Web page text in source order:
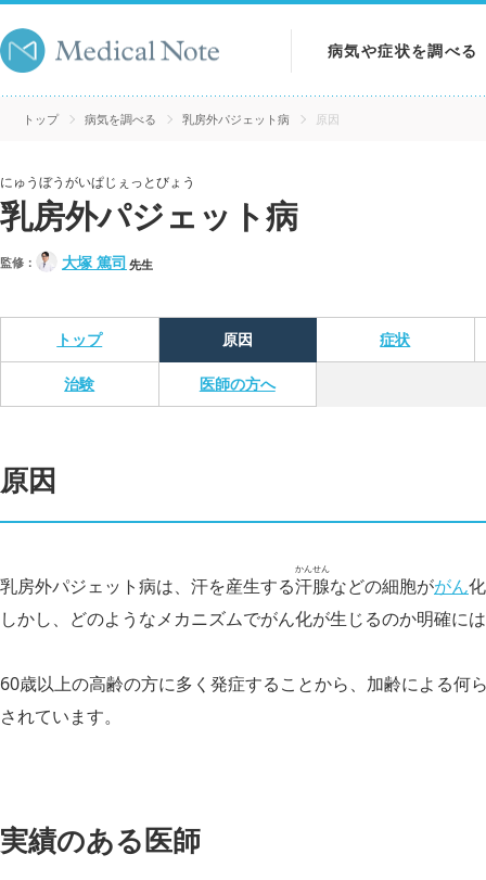
病気や症状を調べる
病気を調べる
トップ 病気を調べる 乳房外パジェット病 原因
にゅうぼうがいぱじぇっとびょう
乳房外パジェット病
監修： 大塚 篤司 先生
トップ 原因 症状
治験 医師の方へ
原因
乳房外パジェット病は、汗を産生する汗腺
かんせん
などの細胞ががん
しかし、どのようなメカニズムでがん化が生じるのか明確に
60歳以上の高齢の方に多く発症することから、加齢による何
されています。
実績のある医師